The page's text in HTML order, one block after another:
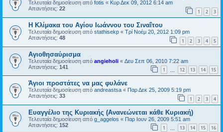
Τελευταία δημοσίευση από fotis « Κυρ Δεκ 09, 2012 6:14 am
Απαντήσεις: 22 1 2 3
Η Κλίμακα του Αγίου Ιωάννου του Σιναΐτου
Τελευταία δημοσίευση από stathisekp « Τρί Νοέμ 20, 2012 1:09 pm
Απαντήσεις: 48 1 2 3 4 5
Αγιοθησαύρισμα
Τελευταία δημοσίευση από angieholi « Δευ Σεπ 06, 2010 7:22 am
Απαντήσεις: 141 1 12 13 14 15
Άγιοι προστάτες να μας φυλάνε
Τελευταία δημοσίευση από andreastsa « Παρ Δεκ 25, 2009 5:19 pm
Απαντήσεις: 33 1 2 3 4
Ευαγγέλιο της Κυριακής (Ανανεώνεται κάθε Κυριακή)
Τελευταία δημοσίευση από g_aggelos « Παρ Ιουν 26, 2009 5:51 am
Απαντήσεις: 152 1 13 14 15 16